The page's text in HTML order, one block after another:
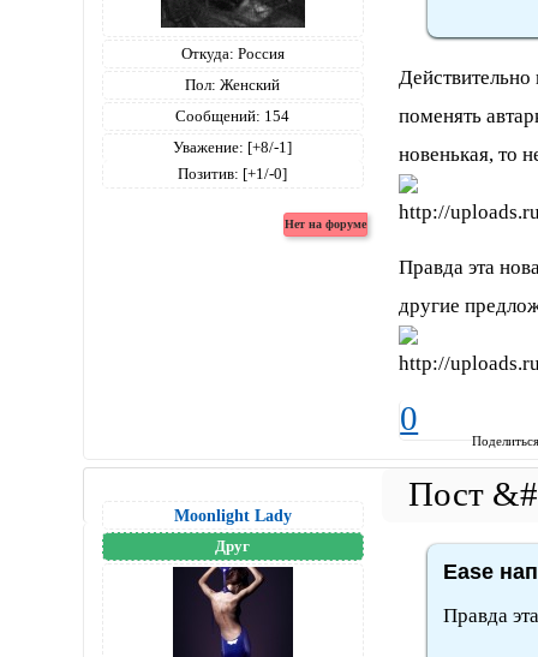
Откуда: Россия
Пол: Женский
Сообщений: 154
Уважение: [+8/-1]
Позитив: [+1/-0]
поменять
новенькая, то
Правда эта
другие
0
Moonlight Lady
Друг
Ease
Правда